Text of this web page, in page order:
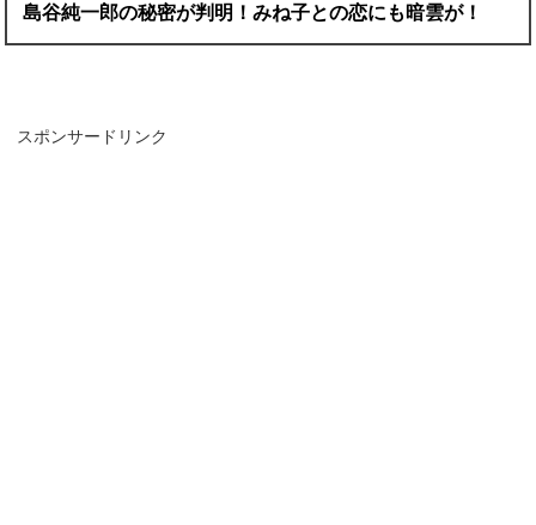
島谷純一郎の秘密が判明！みね子との恋にも暗雲が！
スポンサードリンク